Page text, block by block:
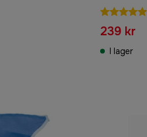
239 kr
I lager